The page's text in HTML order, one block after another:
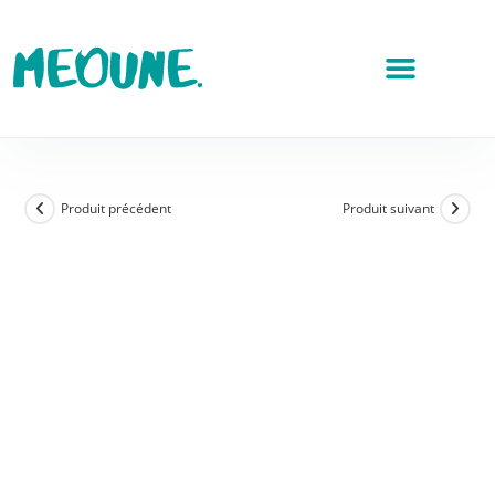
Produit précédent Produit suivant